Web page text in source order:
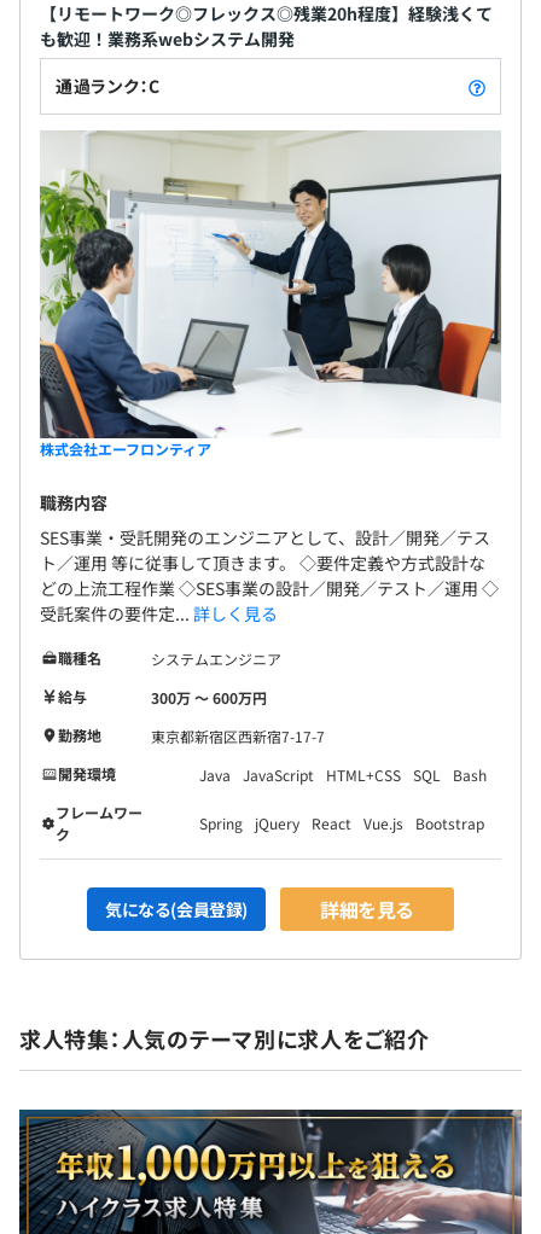
【リモートワーク◎フレックス◎残業20h程度】経験浅くて
も歓迎！業務系webシステム開発
通過ランク：C
株式会社エーフロンティア
職務内容
SES事業・受託開発のエンジニアとして、設計／開発／テス
ト／運用 等に従事して頂きます。 ◇要件定義や方式設計な
どの上流工程作業 ◇SES事業の設計／開発／テスト／運用 ◇
受託案件の要件定... 詳しく見る
職種名
システムエンジニア
給与
300万 〜 600万円
勤務地
東京都新宿区西新宿7-17-7
開発環境
Java JavaScript HTML+CSS SQL
Bash
フレームワー
ク
Spring jQuery React Vue.js Bootstrap
気になる(会員登録) 詳細を見る
求人特集：人気のテーマ別に求人をご紹介